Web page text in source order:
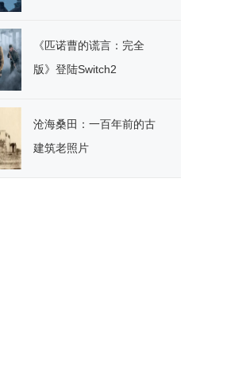
《匹诺曹的谎言：完全
版》登陆Switch2
沧海桑田：一百年前的古
建筑老照片